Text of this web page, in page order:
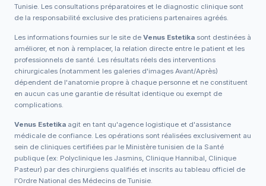
Tunisie. Les consultations préparatoires et le diagnostic clinique sont
de la responsabilité exclusive des praticiens partenaires agréés.
Les informations fournies sur le site de Venus Estetika sont destinées à
améliorer, et non à remplacer, la relation directe entre le patient et les
professionnels de santé. Les résultats réels des interventions
chirurgicales (notamment les galeries d'images Avant/Après)
dépendent de l'anatomie propre à chaque personne et ne constituent
en aucun cas une garantie de résultat identique ou exempt de
complications.
Venus Estetika agit en tant qu'agence logistique et d'assistance
médicale de confiance. Les opérations sont réalisées exclusivement au
sein de cliniques certifiées par le Ministère tunisien de la Santé
publique (ex: Polyclinique les Jasmins, Clinique Hannibal, Clinique
Pasteur) par des chirurgiens qualifiés et inscrits au tableau officiel de
l'Ordre National des Médecins de Tunisie.